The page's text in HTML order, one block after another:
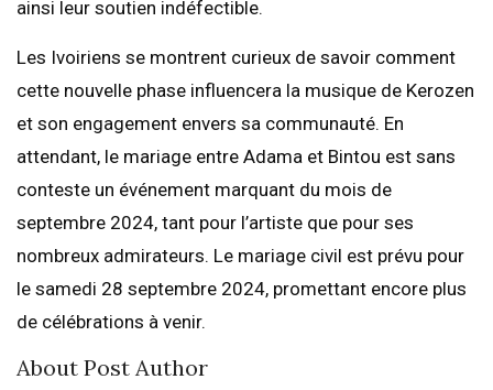
ainsi leur soutien indéfectible.
Les Ivoiriens se montrent curieux de savoir comment
cette nouvelle phase influencera la musique de Kerozen
et son engagement envers sa communauté. En
attendant, le mariage entre Adama et Bintou est sans
conteste un événement marquant du mois de
septembre 2024, tant pour l’artiste que pour ses
nombreux admirateurs. Le mariage civil est prévu pour
le samedi 28 septembre 2024, promettant encore plus
de célébrations à venir.
About Post Author